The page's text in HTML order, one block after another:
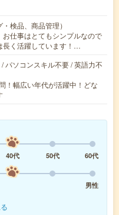
検品、商品管理）
お仕事はとてもシンプルなので
長く活躍しています！…
パソコンスキル不要 / 英語力不
！幅広い年代が活躍中！どな
40代 50代
60代
男性